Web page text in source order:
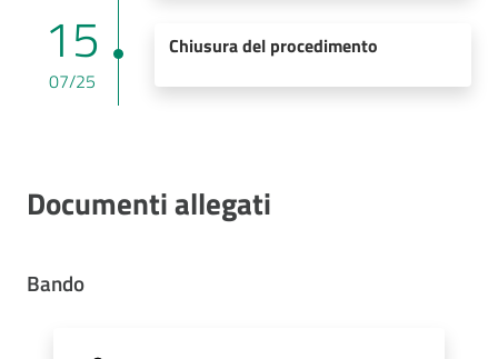
15
07/25
Chiusura del procedimento
Documenti allegati
Bando